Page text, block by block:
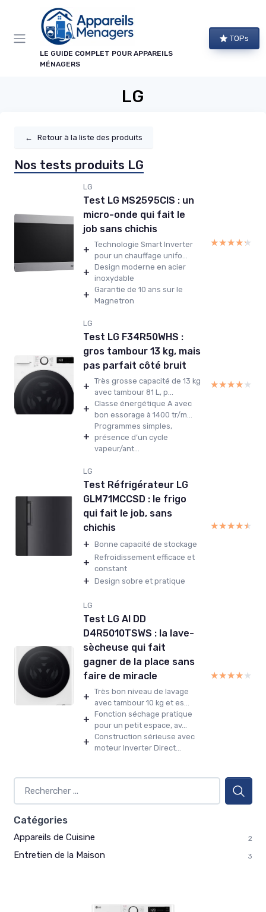
LE GUIDE COMPLET POUR APPAREILS
MÉNAGERS
TOPs
LG
← Retour à la liste des produits
Nos tests produits LG
LG
Test LG MS2595CIS : un
micro-onde qui fait le
job sans chichis
+ Technologie Smart Inverter
pour un chauffage unifo...
+ Design moderne en acier
inoxydable
+ Garantie de 10 ans sur le
Magnetron
★★★★★
★★★★★
LG
Test LG F34R50WHS :
gros tambour 13 kg, mais
pas parfait côté bruit
+ Très grosse capacité de 13 kg
avec tambour 81 L, p...
+ Classe énergétique A avec
bon essorage à 1400 tr/m...
+
Programmes simples,
présence d’un cycle
vapeur/ant...
★★★★★
★★★★★
LG
Test Réfrigérateur LG
GLM71MCCSD : le frigo
qui fait le job, sans
chichis
+ Bonne capacité de stockage
+ Refroidissement efficace et
constant
+ Design sobre et pratique
★★★★★
★★★★★
LG
Test LG AI DD
D4R5010TSWS : la lave-
sècheuse qui fait
gagner de la place sans
faire de miracle
+ Très bon niveau de lavage
avec tambour 10 kg et es...
+ Fonction séchage pratique
pour un petit espace, av...
+ Construction sérieuse avec
moteur Inverter Direct...
★★★★★
★★★★★
Catégories
Appareils de Cuisine 2
Entretien de la Maison 3
Panneau de gestion des cookies